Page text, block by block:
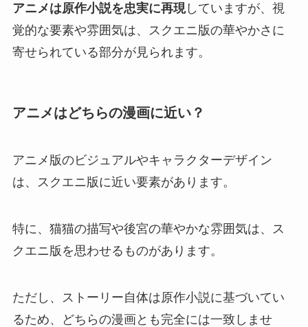
アニメは原作小説を忠実に再現していますが、視
覚的な要素や雰囲気は、スクエニ版の華やかさに
寄せられている部分が見られます。
アニメはどちらの漫画に近い？
アニメ版のビジュアルやキャラクターデザイン
は、スクエニ版に近い要素があります。
特に、猫猫の描写や後宮の華やかな雰囲気は、ス
クエニ版を思わせるものがあります。
ただし、ストーリー自体は原作小説に基づいてい
るため、どちらの漫画とも完全には一致しませ